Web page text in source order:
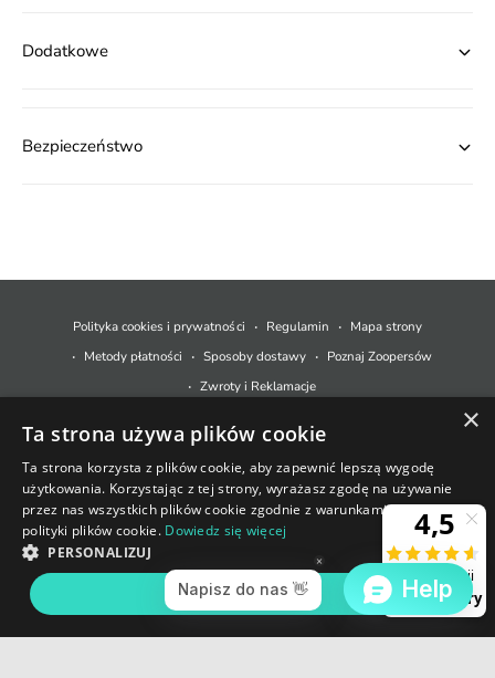
Ostatnie sztuki!
Nie przegap okazji!
Dodatkowe
Bezpieczeństwo
e
y
p
ł
a
t
n
o
c
© 2026,Zoopers.pl. Technologia Shopify
Polityka cookies i prywatności Regulamin
Mapa strony
Metody płatności
Sposoby dostawy
Poznaj Zoopersów
Zwroty i Reklamacje
+48 733 550 021
sklep@zoopers.pl
Godziny pracy infolinii
poniedziałek - piątek: 8 - 17
×
Ta strona używa plików cookie
Ta strona korzysta z plików cookie, aby zapewnić lepszą wygodę
użytkowania. Korzystając z tej strony, wyrażasz zgodę na używanie
przez nas wszystkich plików cookie zgodnie z warunkami naszej
polityki plików cookie. Dowiedz się więcej
PERSONALIZUJ
AKCEPTUJ WSZYSTKIE